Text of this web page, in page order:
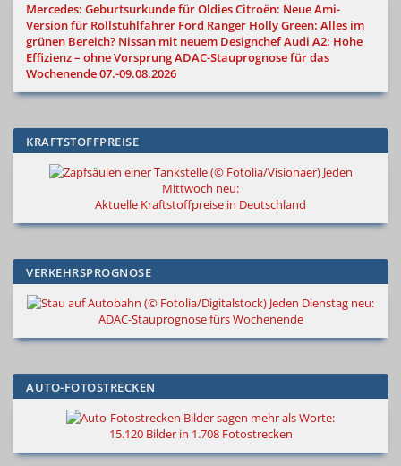
Mercedes: Geburtsurkunde für OldiesCitroën: Neue Ami-
Version für Rollstuhlfahrer Ford Ranger Holly Green: Alles im
grünen Bereich? Nissan mit neuem DesignchefAudi A2: Hohe
Effizienz – ohne VorsprungADAC-Stauprognose für das
Wochenende 07.-09.08.2026
KRAFTSTOFFPREISE
Jeden
Mittwoch neu:
Aktuelle Kraftstoffpreise in Deutschland
VERKEHRSPROGNOSE
Jeden Dienstag neu:
ADAC-Stauprognose fürs Wochenende
AUTO-FOTOSTRECKEN
Bilder sagen mehr als Worte:
15.120 Bilder in 1.708 Fotostrecken